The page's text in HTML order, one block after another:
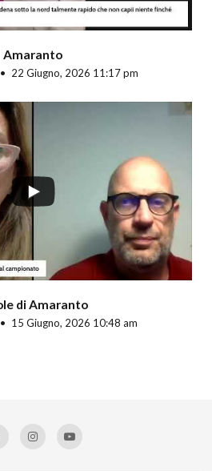
Amaranto
22 Giugno, 2026 11:17 pm
di Amaranto
15 Giugno, 2026 10:48 am